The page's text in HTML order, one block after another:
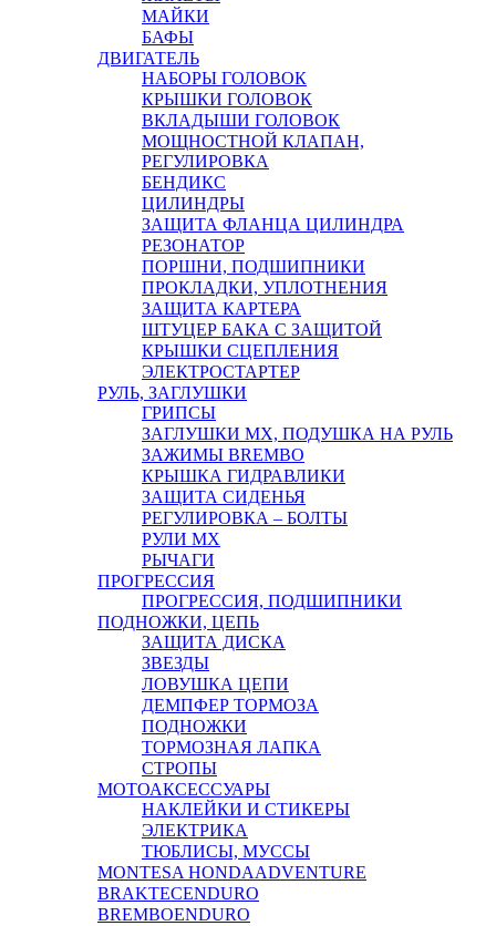
МАЙКИ
БАФЫ
ДВИГАТЕЛЬ
НАБОРЫ ГОЛОВОК
КРЫШКИ ГОЛОВОК
ВКЛАДЫШИ ГОЛОВОК
МОЩНОСТНОЙ КЛАПАН,
РЕГУЛИРОВКА
БЕНДИКС
ЦИЛИНДРЫ
ЗАЩИТА ФЛАНЦА ЦИЛИНДРА
РЕЗОНАТОР
ПОРШНИ, ПОДШИПНИКИ
ПРОКЛАДКИ, УПЛОТНЕНИЯ
ЗАЩИТА КАРТЕРА
ШТУЦЕР БАКА С ЗАЩИТОЙ
КРЫШКИ СЦЕПЛЕНИЯ
ЭЛЕКТРОСТАРТЕР
РУЛЬ, ЗАГЛУШКИ
ГРИПСЫ
ЗАГЛУШКИ MX, ПОДУШКА НА РУЛЬ
ЗАЖИМЫ BREMBO
КРЫШКА ГИДРАВЛИКИ
ЗАЩИТА СИДЕНЬЯ
РЕГУЛИРОВКА – БОЛТЫ
РУЛИ MX
РЫЧАГИ
ПРОГРЕССИЯ
ПРОГРЕССИЯ, ПОДШИПНИКИ
ПОДНОЖКИ, ЦЕПЬ
ЗАЩИТА ДИСКА
ЗВЕЗДЫ
ЛОВУШКА ЦЕПИ
ДЕМПФЕР ТОРМОЗА
ПОДНОЖКИ
ТОРМОЗНАЯ ЛАПКА
СТРОПЫ
МОТОАКСЕССУАРЫ
НАКЛЕЙКИ И СТИКЕРЫ
ЭЛЕКТРИКА
ТЮБЛИСЫ, МУССЫ
MONTESA HONDAADVENTURE
BRAKTECENDURO
BREMBOENDURO